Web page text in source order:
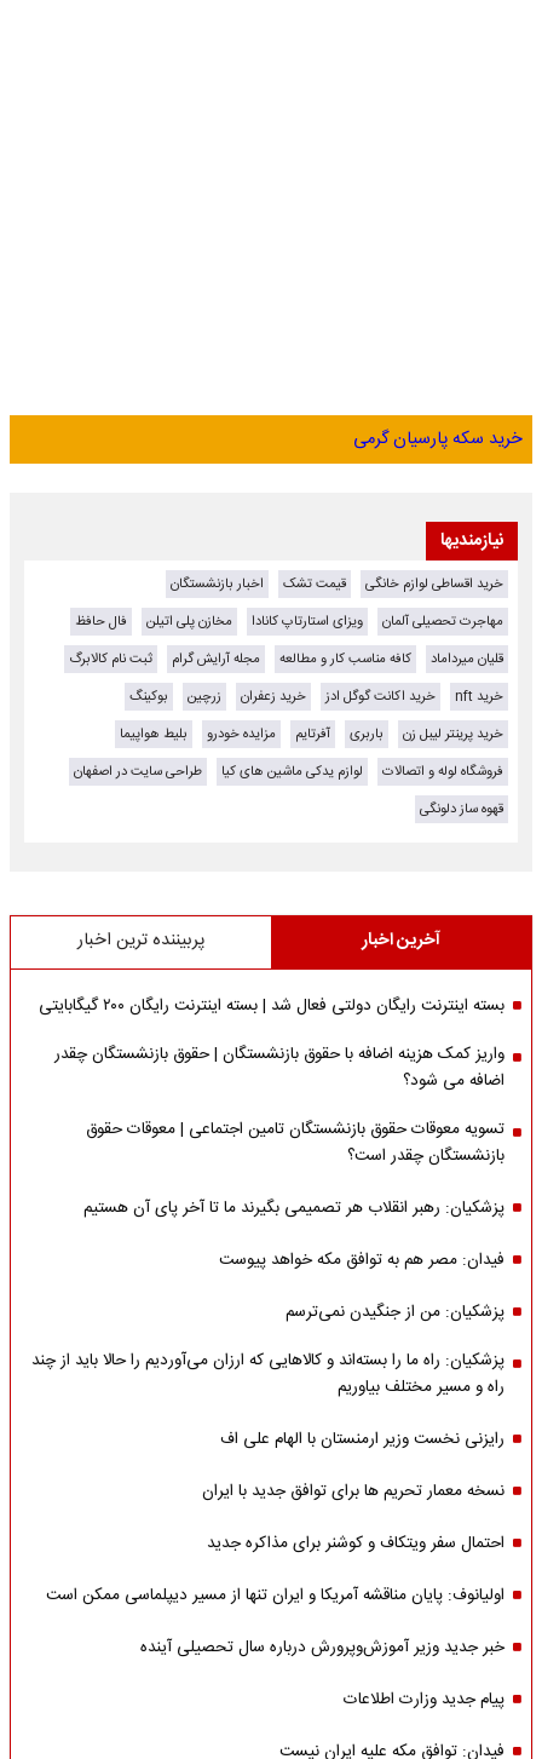
خرید سکه پارسیان گرمی
نیازمندیها
خرید اقساطی لوازم خانگی قیمت تشک
اخبار بازنشستگان
مهاجرت تحصیلی آلمان
ویزای استارتاپ کانادا مخازن پلی اتیلن
فال حافظ
قلیان میرداماد
کافه مناسب کار و مطالعه مجله آرایش گرام
ثبت نام کالابرگ
خرید nft
خرید اکانت گوگل ادز خرید زعفران زرچین
بوکینگ
خرید پرینتر لیبل زن
باربری آفرتایم مزایده خودرو
بلیط هواپیما
فروشگاه لوله و اتصالات
لوازم یدکی ماشین های کیا
طراحی سایت در اصفهان
قهوه ساز دلونگی
آخرین اخبار پربیننده ترین اخبار
بسته اینترنت رایگان دولتی فعال شد | بسته اینترنت رایگان ۲۰۰ گیگابایتی
واریز کمک هزینه اضافه با حقوق بازنشستگان | حقوق بازنشستگان چقدر
اضافه می شود؟
تسویه معوقات حقوق بازنشستگان تامین اجتماعی | معوقات حقوق
بازنشستگان چقدر است؟
پزشکیان: رهبر انقلاب هر تصمیمی بگیرند ما تا آخر پای آن هستیم
فیدان: مصر هم به توافق مکه خواهد پیوست
پزشکیان: من از جنگیدن نمی‌ترسم
پزشکیان: راه ما را بسته‌اند و کالاهایی که ارزان می‌آوردیم را حالا باید از چند
راه و مسیر مختلف بیاوریم
رایزنی نخست وزیر ارمنستان با الهام علی اف
نسخه معمار تحریم ها برای توافق جدید با ایران
احتمال سفر ویتکاف و کوشنر برای مذاکره جدید
اولیانوف: پایان مناقشه آمریکا و ایران تنها از مسیر دیپلماسی ممکن است
خبر جدید وزیر آموزش‌وپرورش درباره سال تحصیلی آینده
پیام جدید وزارت اطلاعات
فیدان: توافق مکه علیه ایران نیست